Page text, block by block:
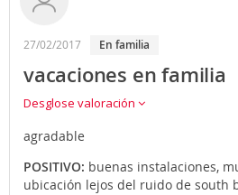
27/02/2017 en familia
vacaciones en familia
Desglose valoración
agradable
POSITIVO: buenas instalaciones,
ubicación lejos del ruido de south